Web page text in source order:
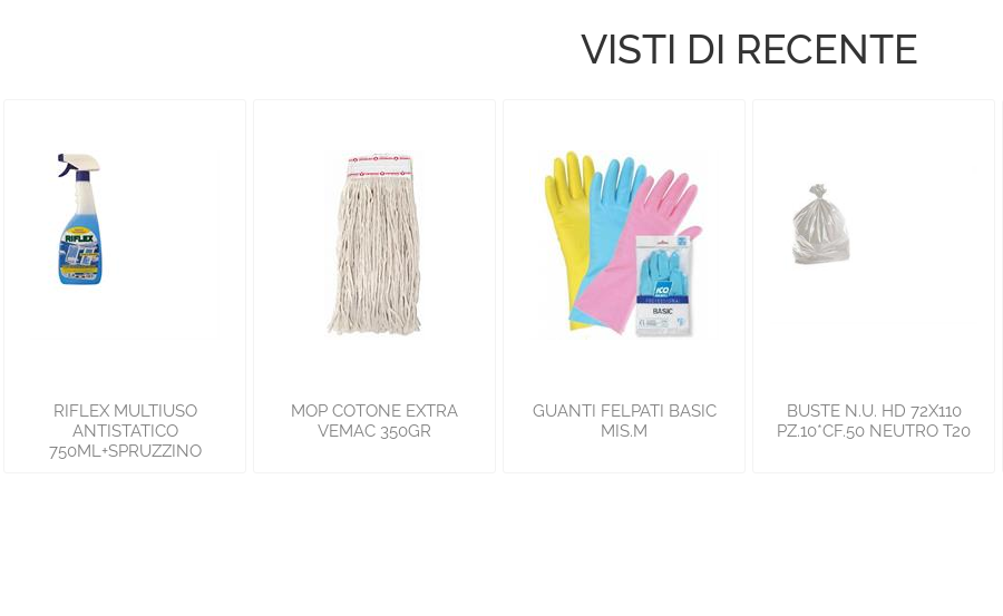
VISTI DI RECENTE
RIFLEX MULTIUSO
ANTISTATICO
750ML+SPRUZZINO
MOP COTONE EXTRA
VEMAC 350GR
GUANTI FELPATI BASIC
MIS.M
BUSTE N.U. HD 72X110
PZ.10*CF.50 NEUTRO T20